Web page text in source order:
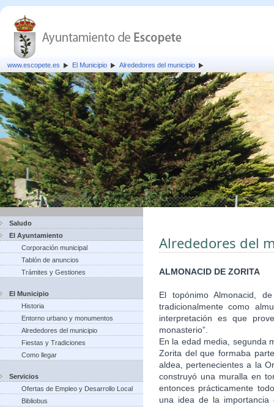
www.escopete.es El Municipio Alrededores del municipio
Saludo
El Ayuntamiento
Corporación municipal
Tablón de anuncios
Trámites y Gestiones
El Municipio
Historia
Entorno urbano y monumentos
Alrededores del municipio
Fiestas y Tradiciones
Como llegar
Servicios
Ofertas de Empleo y Desarrollo Local
Bibliobus
Alrededores del
ALMONACID DE ZORITA
El topónimo Almonacid,
tradicionalmente como
interpretación es que
monasterio”.
En la edad media, segunda
Zorita del que formaba
aldea, pertenecientes a la
construyó una muralla en
entonces prácticamente
una idea de la